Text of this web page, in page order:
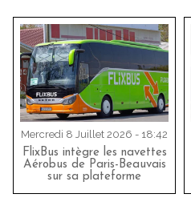
Mercredi 8 Juillet 2026 - 18:42
FlixBus intègre les navettes
Aérobus de Paris-Beauvais
sur sa plateforme